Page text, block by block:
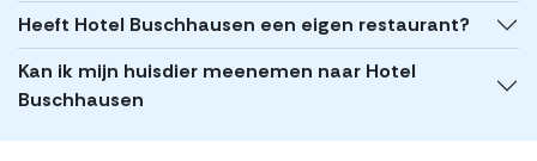
Heeft Hotel Buschhausen een eigen restaurant?
Kan ik mijn huisdier meenemen naar Hotel
Buschhausen